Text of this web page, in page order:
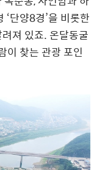
단양8경’을 비롯한
져 있죠. 온달동굴
이 찾는 관광 포인